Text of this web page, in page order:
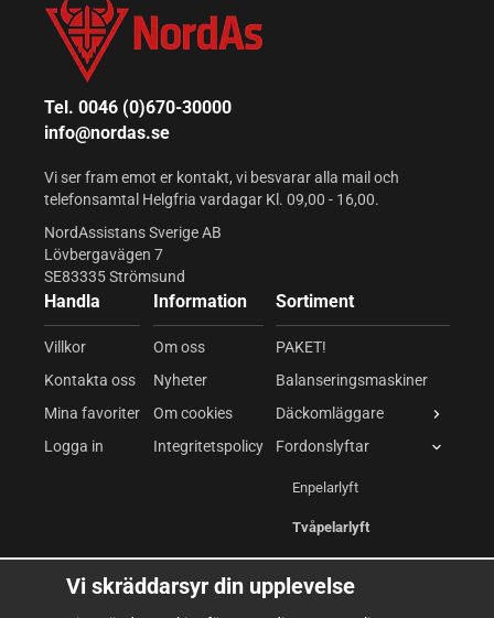
Tel. 0046 (0)670-30000
info@nordas.se
Vi ser fram emot er kontakt, vi besvarar alla mail och
telefonsamtal Helgfria vardagar Kl. 09,00 - 16,00.
NordAssistans Sverige AB
Lövbergavägen 7
SE83335 Strömsund
Handla
Villkor
Kontakta oss
Mina favoriter
Logga in
Information
Om oss
Nyheter
Om cookies
Integritetspolicy
Sortiment
PAKET!
Balanseringsmaskiner
Däckomläggare
Fordonslyftar
Enpelarlyft
Tvåpelarlyft
Vi skräddarsyr din upplevelse